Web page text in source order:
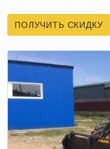
ПОЛУЧИТЬ СКИДКУ